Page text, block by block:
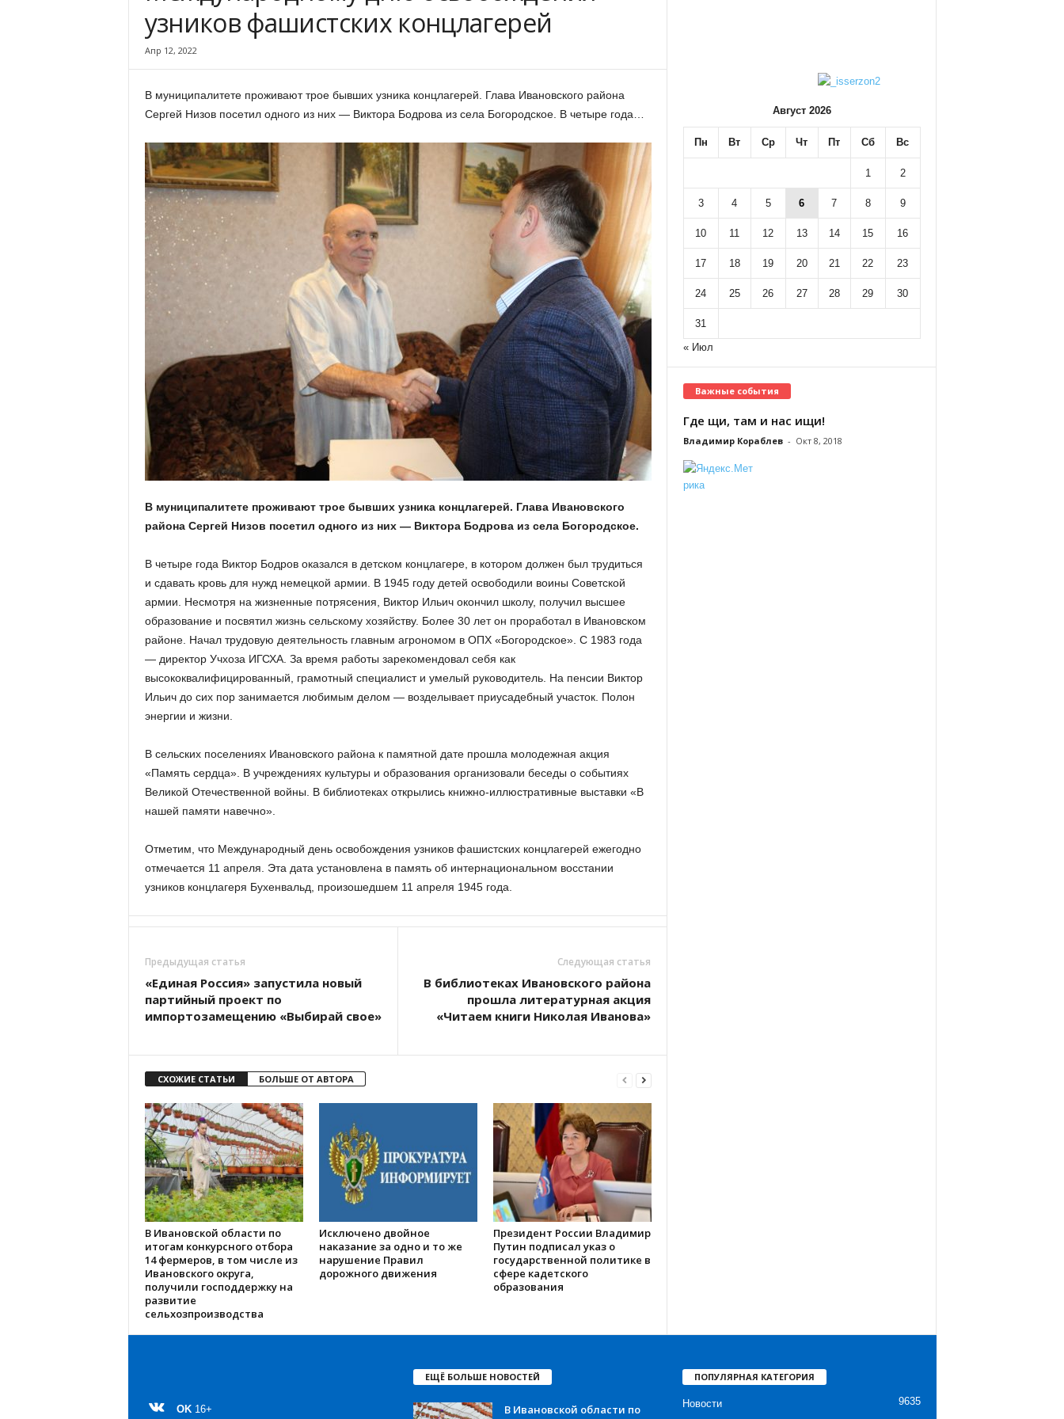
И
узников фашистских концлагерей
Апр 12, 2022
В муниципалитете проживают трое бывших узника концлагерей. Глава Ивановского района
Сергей Низов посетил одного из них — Виктора Бодрова из села Богородское. В четыре года…
В муниципалитете проживают трое бывших узника концлагерей. Глава Ивановского
района Сергей Низов посетил одного из них — Виктора Бодрова из села Богородское.
В четыре года Виктор Бодров оказался в детском концлагере, в котором должен был трудиться
и сдавать кровь для нужд немецкой армии. В 1945 году детей освободили воины Советской
армии. Несмотря на жизненные потрясения, Виктор Ильич окончил школу, получил высшее
образование и посвятил жизнь сельскому хозяйству. Более 30 лет он проработал в Ивановском
районе. Начал трудовую деятельность главным агрономом в ОПХ «Богородское». С 1983 года
— директор Учхоза ИГСХА. За время работы зарекомендовал себя как
высококвалифицированный, грамотный специалист и умелый руководитель. На пенсии Виктор
Ильич до сих пор занимается любимым делом — возделывает приусадебный участок. Полон
энергии и жизни.
В сельских поселениях Ивановского района к памятной дате прошла молодежная акция
«Память сердца». В учреждениях культуры и образования организовали беседы о событиях
Великой Отечественной войны. В библиотеках открылись книжно-иллюстративные выставки «В
нашей памяти навечно».
Отметим, что Международный день освобождения узников фашистских концлагерей ежегодно
отмечается 11 апреля. Эта дата установлена в память об интернациональном восстании
узников концлагеря Бухенвальд, произошедшем 11 апреля 1945 года.
Предыдущая статья
«Единая Россия» запустила новый
партийный проект по
импортозамещению «Выбирай свое»
Следующая статья
В библиотеках Ивановского района
прошла литературная акция
«Читаем книги Николая Иванова»
СХОЖИЕ СТАТЬИ БОЛЬШЕ ОТ АВТОРА
В Ивановской области по
итогам конкурсного отбора
14 фермеров, в том числе из
Ивановского округа,
получили господдержку на
развитие
сельхозпроизводства
Исключено двойное
наказание за одно и то же
нарушение Правил
дорожного движения
Президент России Владимир
Путин подписал указ о
государственной политике в
сфере кадетского
образования
Август 2026
Пн Вт Ср Чт Пт Сб Вс
1 2
3 4 5 6 7 8 9
10 11 12 13 14 15 16
17 18 19 20 21 22 23
24 25 26 27 28 29 30
31
« Июл
Важные события
Где щи, там и нас ищи!
Владимир Кораблев - Окт 8, 2018
OK 16+
ЕЩЁ БОЛЬШЕ НОВОСТЕЙ
В Ивановской области по
ПОПУЛЯРНАЯ КАТЕГОРИЯ
Новости
9635